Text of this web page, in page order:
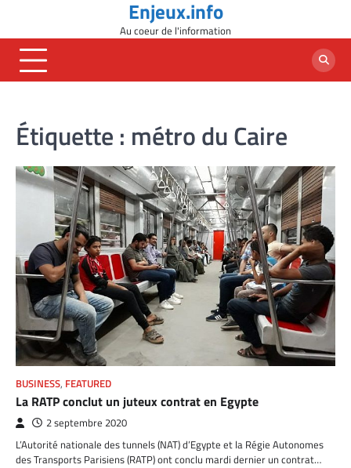
content
Enjeux.info
Au coeur de l'information
Étiquette : métro du Caire
BUSINESS, FEATURED
La RATP conclut un juteux contrat en Egypte
2 septembre 2020
L’Autorité nationale des tunnels (NAT) d’Egypte et la Régie Autonomes
des Transports Parisiens (RATP) ont conclu mardi dernier un contrat…